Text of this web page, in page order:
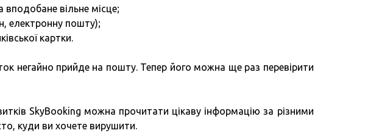
вподобане вільне місце;
електронну пошту);
картки.
негайно прийде на пошту. Тепер його можна ще раз перевірити
SkyBooking можна прочитати цікаву інформацію за різними
куди ви хочете вирушити.